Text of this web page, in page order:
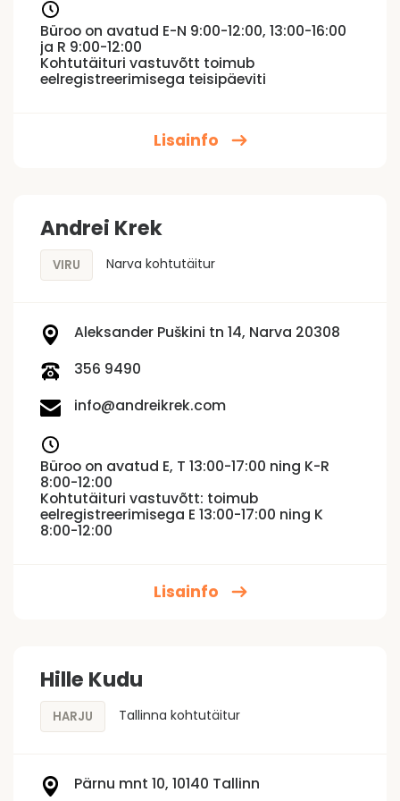
Büroo on avatud E-N 9:00-12:00, 13:00-16:00
ja R 9:00-12:00
Kohtutäituri vastuvõtt toimub
eelregistreerimisega teisipäeviti
Lisainfo
Andrei Krek
VIRU Narva kohtutäitur
Aleksander Puškini tn 14, Narva 20308
356 9490
info@andreikrek.com
Büroo on avatud E, T 13:00-17:00 ning K-R
8:00-12:00
Kohtutäituri vastuvõtt: toimub
eelregistreerimisega E 13:00-17:00 ning K
8:00-12:00
Lisainfo
Hille Kudu
HARJU Tallinna kohtutäitur
Pärnu mnt 10, 10140 Tallinn